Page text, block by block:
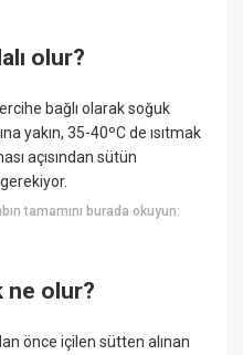
olur?
bağlı olarak soğuk
yakın, 35-40ºC de ısıtmak
açısından sütün
tamamını burada okuyun:
ne olur?
önce içilen sütten alınan